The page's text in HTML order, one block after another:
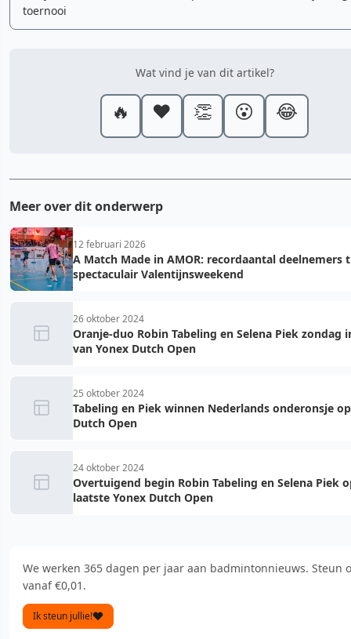
toernooi
Wat vind je van dit artikel?
🔥 ❤️ 👏 😮 😂
Meer over dit onderwerp
12 februari 2026
A Match Made in AMOR: recordaantal deelnemers
spectaculair Valentijnsweekend
26 oktober 2024
Oranje-duo Robin Tabeling en Selena Piek zondag
van Yonex Dutch Open
25 oktober 2024
Tabeling en Piek winnen Nederlands onderonsje
Dutch Open
24 oktober 2024
Overtuigend begin Robin Tabeling en Selena Piek
laatste Yonex Dutch Open
We werken 365 dagen per jaar aan badmintonnieuws. Steun
vanaf €0,01.
Ik steun jullie!